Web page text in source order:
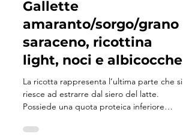
Ilaria Odorizzi, nutrizionista
21 set 2020
Tempo di lettura: 1 min
Gallette
amaranto/sorgo/grano
saraceno, ricottina
light, noci e albicocche